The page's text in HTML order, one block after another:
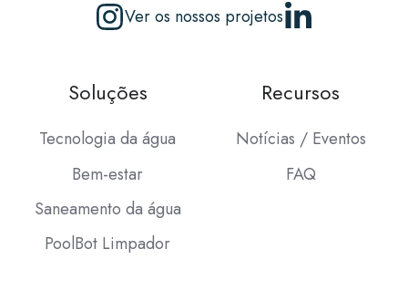
Ver os nossos projetos
Soluções
Tecnologia da água
Bem-estar
Saneamento da água
PoolBot Limpador
Recursos
Notícias / Eventos
FAQ